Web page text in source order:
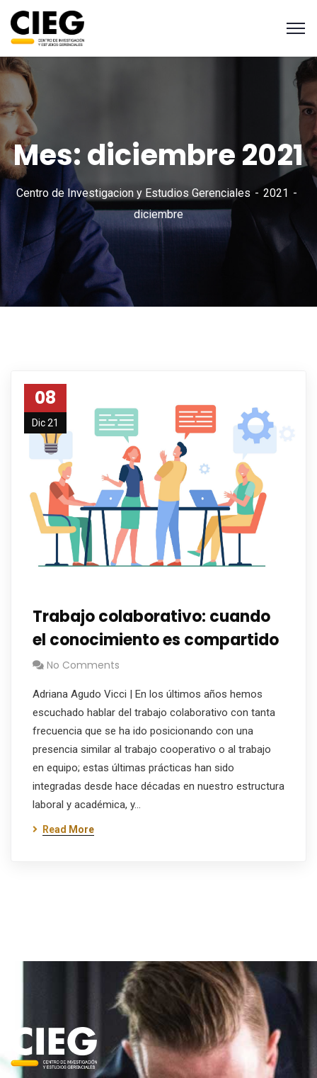
Mes:diciembre 2021
Centro de Investigacion y Estudios Gerenciales
2021
diciembre
08
Dic 21
Trabajo colaborativo: cuando
el conocimiento es compartido
No Comments
Adriana Agudo Vicci | En los últimos años hemos
escuchado hablar del trabajo colaborativo con tanta
frecuencia que se ha ido posicionando con una
presencia similar al trabajo cooperativo o al trabajo
en equipo; estas últimas prácticas han sido
integradas desde hace décadas en nuestro estructura
laboral y académica, y…
Read More